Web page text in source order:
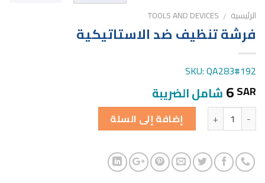
الرئيسية /
TOOLS AND DEVICES
فرشة تنظيف ضد الاستاتيكية
SKU: QA283#192
6SAR شامل الضريبة
الكمية إضافة إلى السلة